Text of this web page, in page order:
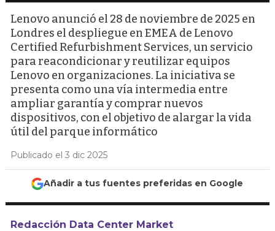
Lenovo anunció el 28 de noviembre de 2025 en
Londres el despliegue en EMEA de Lenovo
Certified Refurbishment Services, un servicio
para reacondicionar y reutilizar equipos
Lenovo en organizaciones. La iniciativa se
presenta como una vía intermedia entre
ampliar garantía y comprar nuevos
dispositivos, con el objetivo de alargar la vida
útil del parque informático
Publicado el 3 dic 2025
Añadir a tus fuentes preferidas en Google
Redacción Data Center Market